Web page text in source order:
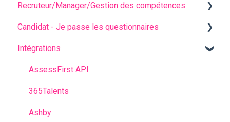
Recruteur/Manager/Gestion des compétences
L'interface recruteur
Gestion des invitations
Analyser les résultats de mes candidats
Gestion des contacts
Comptes Manager
Candidat - Je passe les questionnaires
Questions fréquentes
Avant les questionnaires
Pendant les questionnaires
Après avoir passé les questionnaires
Intégrations
AssessFirst API
365Talents
Ashby